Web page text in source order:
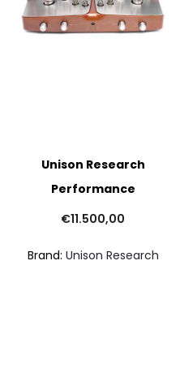
Unison Research
Performance
€11.500,00
Brand: Unison Research